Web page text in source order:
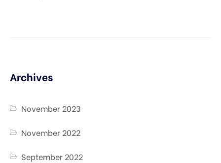
Archives
November 2023
November 2022
September 2022